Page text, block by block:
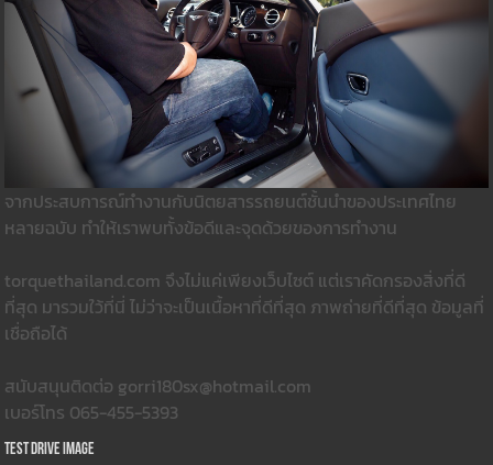
จากประสบการณ์ทำงานกับนิตยสารรถยนต์ชั้นนำของประเทศไทย
หลายฉบับ ทำให้เราพบทั้งข้อดีและจุดด้วยของการทำงาน
torquethailand.com จึงไม่แค่เพียงเว็บไซต์ แต่เราคัดกรองสิ่งที่ดี
ที่สุด มารวมใว้ที่นี่ ไม่ว่าจะเป็นเนื้อหาที่ดีที่สุด ภาพถ่ายที่ดีที่สุด ข้อมูลที่
เชื่อถือได้
สนับสนุนติดต่อ gorri180sx@hotmail.com
เบอร์โทร 065-455-5393
Test Drive Image